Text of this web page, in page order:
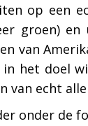
op een
groen)
van
in het doel
van echt
onder de